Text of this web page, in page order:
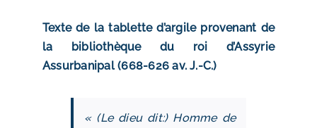
Texte de la tablette d’argile provenant de
la bibliothèque du roi d’Assyrie
Assurbanipal (668-626 av. J.-C.)
« (Le dieu dit:) Homme de